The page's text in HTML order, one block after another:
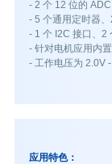
- 2 个 12 位的
- 5 个通用定时器
- 1 个 I2C 接口、2
- 针对电机应用内
- 工作电压为 2.0V
应用特色：